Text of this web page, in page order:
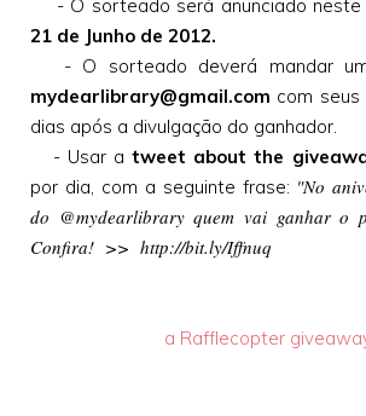
- O sorteado será anunciado neste
21 de Junho de 2012.
- O sorteado deverá mandar
mydearlibrary@gmail.com com
dias após a divulgação do ganhador.
- Usar a tweet about the
por dia, com a seguinte frase: "No
do @mydearlibrary quem vai ganhar o
Confira! >> http://bit.ly/Iffnuq
a Rafflecopter